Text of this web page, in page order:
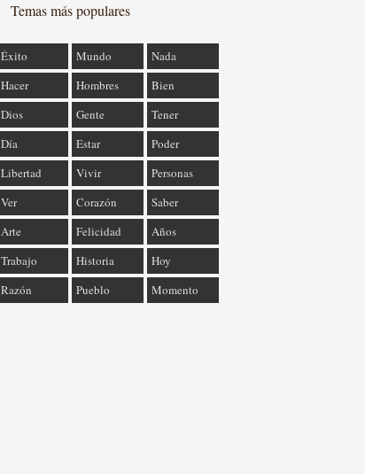
Temas más populares
Éxito Mundo
Nada
Hacer Hombres
Bien
Dios Gente
Tener
Día Estar
Poder
Libertad Vivir
Personas
Ver Corazón
Saber
Arte Felicidad
Años
Trabajo Historia
Hoy
Razón Pueblo Momento